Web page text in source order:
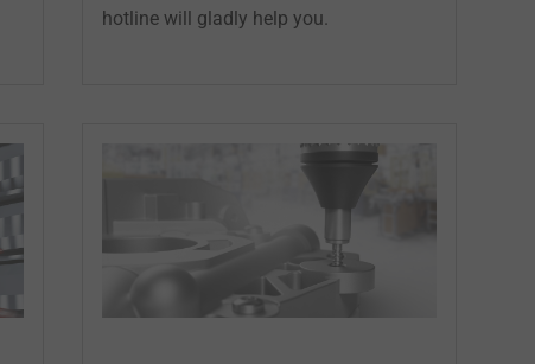
hotline will gladly help you.